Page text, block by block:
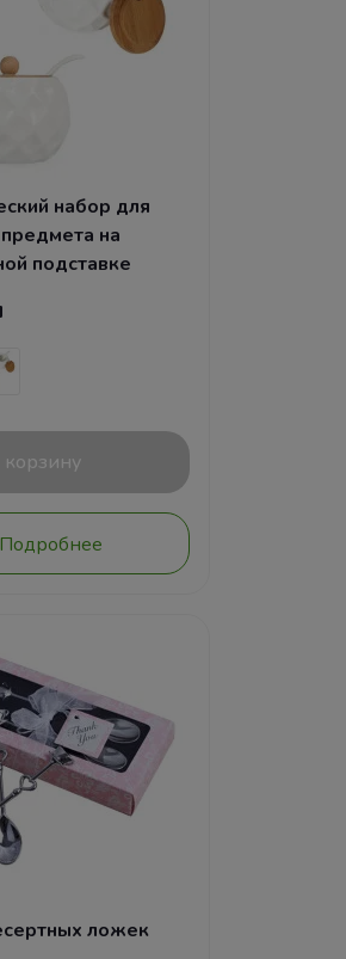
набор для
на
подставке
корзину
Подробнее
ложек